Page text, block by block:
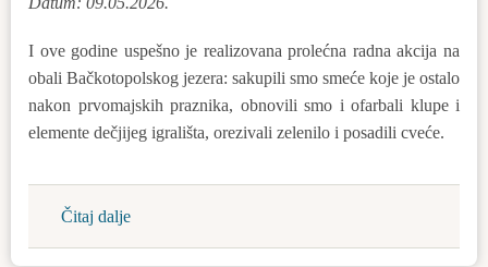
I ove godine uspešno je realizovana prolećna radna akcija na
obali Bačkotopolskog jezera: sakupili smo smeće koje je ostalo
nakon prvomajskih praznika, obnovili smo i ofarbali klupe i
elemente dečjijeg igrališta, orezivali zelenilo i posadili cveće.
Čitaj dalje
Zajedničkim